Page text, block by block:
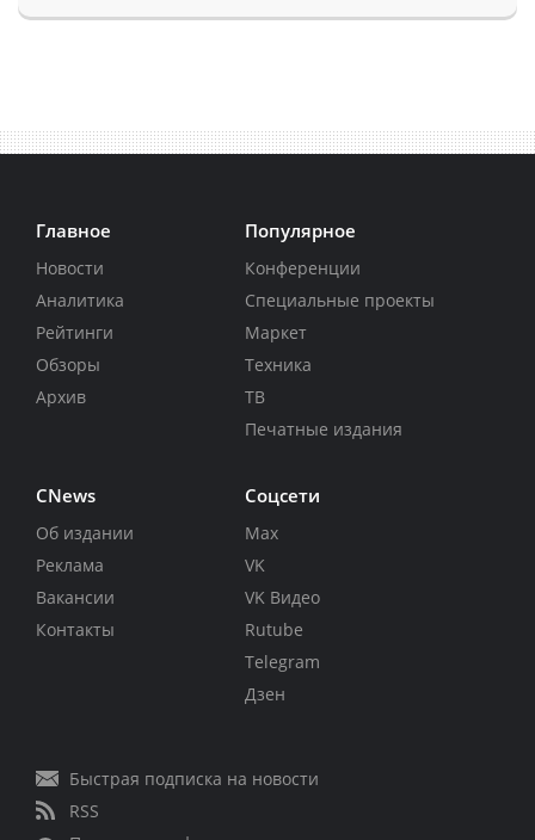
Главное
Новости
Аналитика
Рейтинги
Обзоры
Архив
Популярное
Конференции
Специальные проекты
Маркет
Техника
ТВ
Печатные издания
CNews
Об издании
Реклама
Вакансии
Контакты
Соцсети
Max
VK
VK Видео
Rutube
Telegram
Дзен
Быстрая подписка на новости
RSS